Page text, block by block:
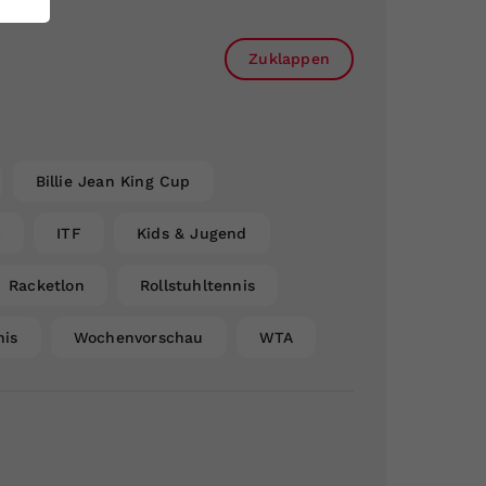
Zuklappen
Billie Jean King Cup
ITF Kids & Jugend
Racketlon Rollstuhltennis
Wochenvorschau WTA